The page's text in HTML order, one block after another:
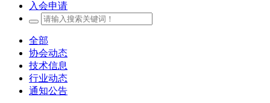
入会申请
全部
协会动态
技术信息
行业动态
通知公告